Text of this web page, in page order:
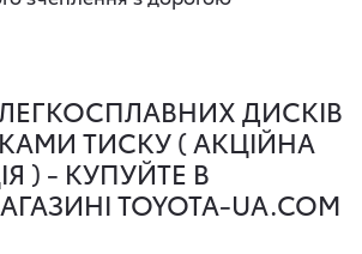
ДИСКІВ
ТИСКУ ( АКЦІЙНА
) - КУПУЙТЕ В
TOYOTA-UA.COM